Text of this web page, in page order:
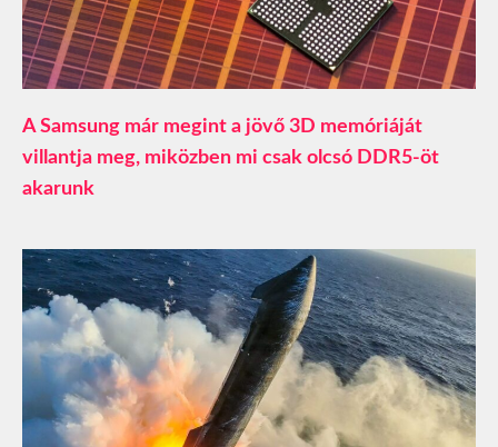
A Samsung már megint a jövő 3D memóriáját
villantja meg, miközben mi csak olcsó DDR5-öt
akarunk